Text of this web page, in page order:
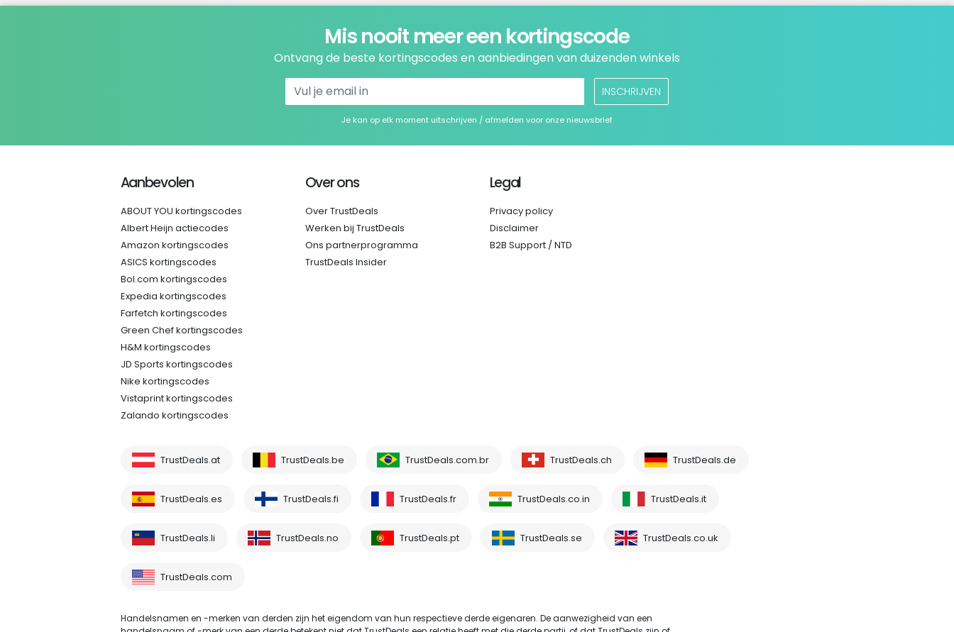
Mis nooit meer een kortingscode
Ontvang de beste kortingscodes en aanbiedingen van duizenden winkels
INSCHRIJVEN
Je kan op elk moment uitschrijven / afmelden voor onze nieuwsbrief
Aanbevolen
ABOUT YOU kortingscodes
Albert Heijn actiecodes
Amazon kortingscodes
ASICS kortingscodes
Bol.com kortingscodes
Expedia kortingscodes
Farfetch kortingscodes
Green Chef kortingscodes
H&M kortingscodes
JD Sports kortingscodes
Nike kortingscodes
Vistaprint kortingscodes
Zalando kortingscodes
Over ons
Over TrustDeals
Werken bij TrustDeals
Ons partnerprogramma
TrustDeals Insider
Legal
Privacy policy
Disclaimer
B2B Support / NTD
TrustDeals.at TrustDeals.be TrustDeals.com.br TrustDeals.ch TrustDeals.de
TrustDeals.es TrustDeals.fi TrustDeals.fr TrustDeals.co.in TrustDeals.it
TrustDeals.li TrustDeals.no TrustDeals.pt TrustDeals.se TrustDeals.co.uk
TrustDeals.com
Handelsnamen en -merken van derden zijn het eigendom van hun respectieve derde eigenaren. De aanwezigheid van een